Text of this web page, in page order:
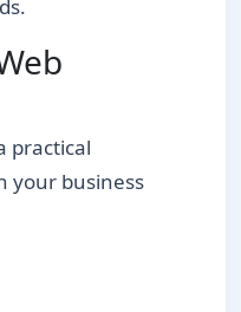
practical
your business